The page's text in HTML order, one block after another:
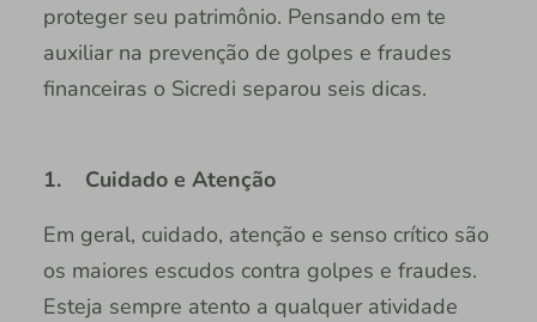
proteger seu patrimônio. Pensando em te
auxiliar na prevenção de golpes e fraudes
financeiras o Sicredi separou seis dicas.
1. Cuidado e Atenção
Em geral, cuidado, atenção e senso crítico são
os maiores escudos contra golpes e fraudes.
Esteja sempre atento a qualquer atividade